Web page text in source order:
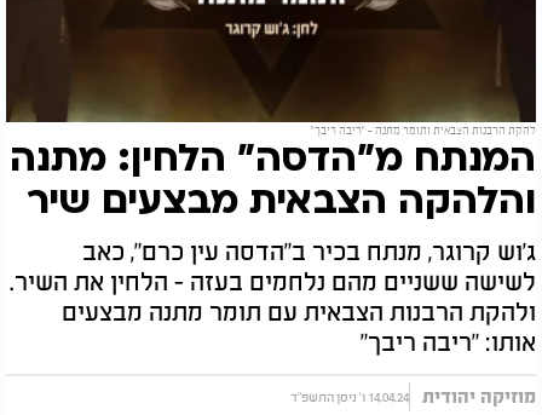
להקת הרבנות הצבאית ותומר מתנה - "ריבה ריבך"
המנתח מ"הדסה" הלחין: מתנה
והלהקה הצבאית מבצעים שיר
ג'וש קרוגר, מנתח בכיר ב"הדסה עין כרם", כאב
לשישה ששניים מהם נלחמים בעזה - הלחין את השיר.
ולהקת הרבנות הצבאית עם תומר מתנה מבצעים
אותו: "ריבה ריבך"
מוזיקה יהודית 14.04.24 ו' ניסן התשפ"ד